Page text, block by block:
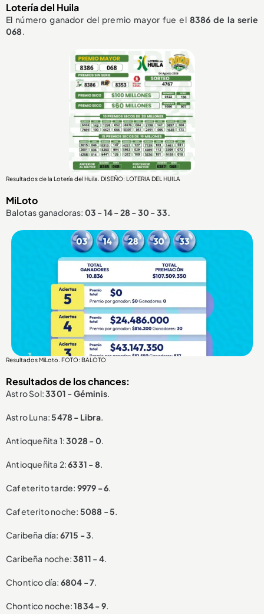
Lotería del Huila
El número ganador del premio mayor fue el 8386 de la serie
068.
Resultados de la Lotería del Huila. DISEÑO: LOTERIA DEL HUILA
MiLoto
Balotas ganadoras: 03 - 14 - 28 - 30 - 33.
Resultados MiLoto. FOTO: BALOTO
Resultados de los chances:
Astro Sol:3301 - Géminis.
Astro Luna:5478 - Libra.
Antioqueñita 1:3028 - 0.
Antioqueñita 2:6331 - 8.
Cafeterito tarde: 9979 - 6.
Cafeterito noche: 5088 - 5.
Caribeña día: 6715 - 3.
Caribeña noche:3811 - 4.
Chontico día: 6804 - 7.
Chontico noche:1834 - 9.